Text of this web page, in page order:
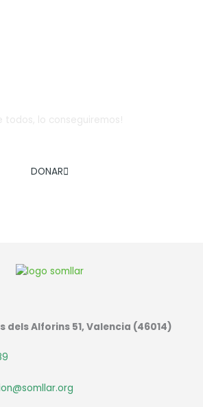
todos, lo conseguiremos!
DONAR
dels Alforins 51, Valencia (46014)